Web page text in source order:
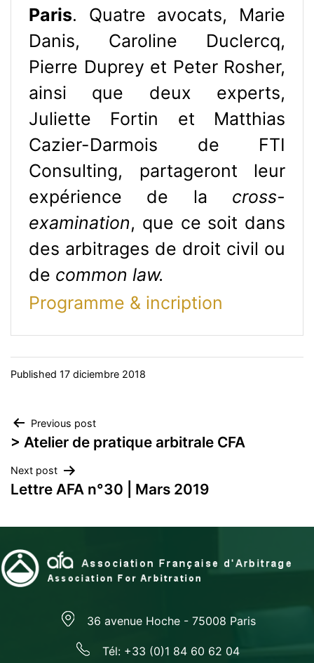
Paris. Quatre avocats, Marie
Danis, Caroline Duclercq,
Pierre Duprey et Peter Rosher,
ainsi que deux experts,
Juliette Fortin et Matthias
Cazier-Darmois de FTI
Consulting, partageront leur
expérience de la cross-
examination, que ce soit dans
des arbitrages de droit civil ou
de common law.
Programme & incription
Published 17 diciembre 2018
Navegación
de
entradas
Previous post
> Atelier de pratique arbitrale CFA
Next post
Lettre AFA n°30 | Mars 2019
36 avenue Hoche - 75008 Paris
Tél: +33 (0)1 84 60 62 04